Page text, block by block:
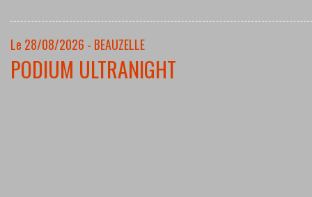
Le 28/08/2026 - BEAUZELLE
PODIUM ULTRANIGHT